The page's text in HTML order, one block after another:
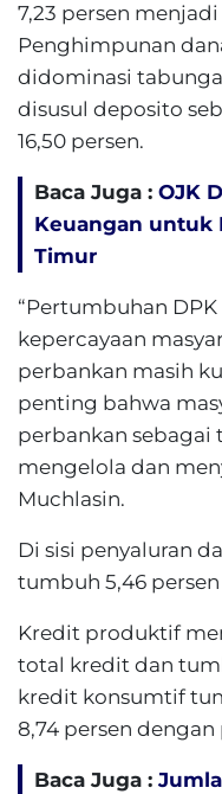
7,23 persen
Penghimpunan
didominasi
disusul deposito
16,50 persen.
Baca Juga : OJK
Keuangan untuk
Timur
“Pertumbuhan
kepercayaan
perbankan masih
penting bahwa
perbankan
mengelola dan
Muchlasin.
Di sisi penyaluran
tumbuh 5,46
Kredit produktif
total kredit dan
kredit konsumtif
8,74 persen dengan
Baca Juga :